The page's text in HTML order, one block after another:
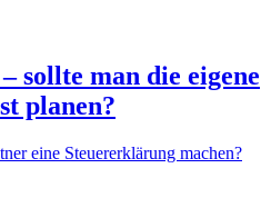
sollte man die eigene
planen?